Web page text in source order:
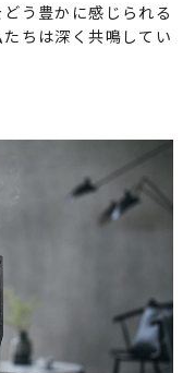
う豊かに感じられる
ちは深く共鳴してい